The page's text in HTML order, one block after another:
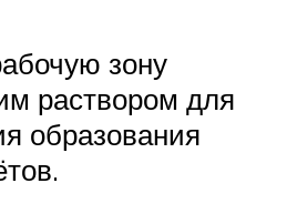
зону
раствором для
образования